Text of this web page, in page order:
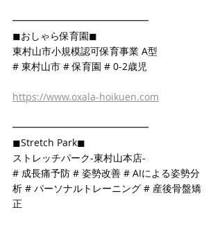
━━━━━━━━━━━━━━
◼おしゃら保育園◼
東村山市小規模認可保育事業 A型
# 東村山市 # 保育園 # 0-2歳児
https://www.oxala-hoikuen.com
━━━━━━━━━━━━━━
◼Stretch Park◼
ストレッチパーク-東村山本店-
# 成長痛予防 # 姿勢改善 # AIによる姿勢分
析 # パーソナルトレーニング # 産後骨盤矯
正